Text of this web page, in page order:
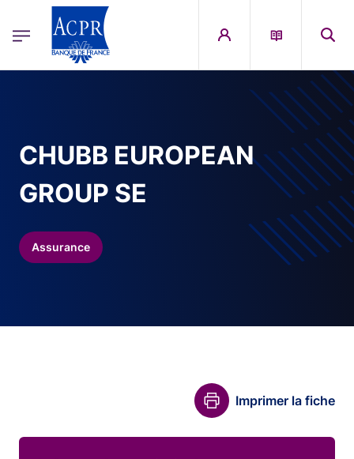
ACPR Menu Principal (French)
CHUBB EUROPEAN
GROUP SE
Assurance
Imprimer la fiche